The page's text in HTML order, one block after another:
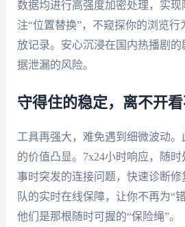
数据均进行高强度加密处理，实
注“位置替换”，不窥探你的浏览
放记录。安心沉浸在国内热播剧
据泄漏的风险。
守得住的稳定，离不开
工具再强大，难免遇到细微波动
的价值凸显。7x24小时响应，随
事时突发的连接问题，快速诊断修
队的实时在线保障，让你不再为“
他们是那根随时可握的“保险绳”。